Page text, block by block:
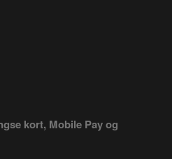
kort, Mobile Pay og